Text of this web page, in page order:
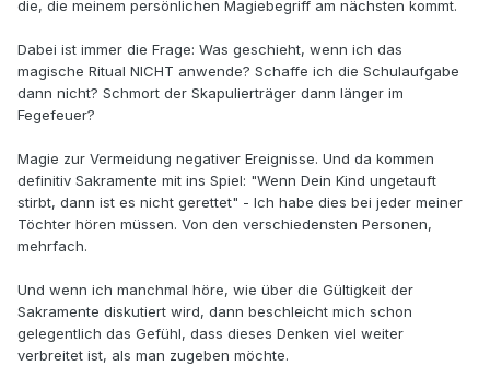
die, die meinem persönlichen Magiebegriff am nächsten kommt.
Dabei ist immer die Frage: Was geschieht, wenn ich das
magische Ritual NICHT anwende? Schaffe ich die Schulaufgabe
dann nicht? Schmort der Skapulierträger dann länger im
Fegefeuer?
Magie zur Vermeidung negativer Ereignisse. Und da kommen
definitiv Sakramente mit ins Spiel: "Wenn Dein Kind ungetauft
stirbt, dann ist es nicht gerettet" - Ich habe dies bei jeder meiner
Töchter hören müssen. Von den verschiedensten Personen,
mehrfach.
Und wenn ich manchmal höre, wie über die Gültigkeit der
Sakramente diskutiert wird, dann beschleicht mich schon
gelegentlich das Gefühl, dass dieses Denken viel weiter
verbreitet ist, als man zugeben möchte.